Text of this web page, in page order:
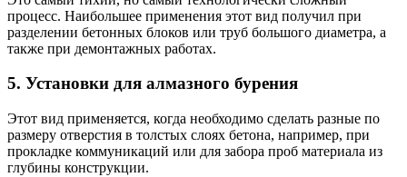
процесс. Наибольшее применения этот вид получил при
разделении бетонных блоков или труб большого диаметра, а
также при демонтажных работах.
5. Установки для алмазного бурения
Этот вид применяется, когда необходимо сделать разные по
размеру отверстия в толстых слоях бетона, например, при
прокладке коммуникаций или для забора проб материала из
глубины конструкции.